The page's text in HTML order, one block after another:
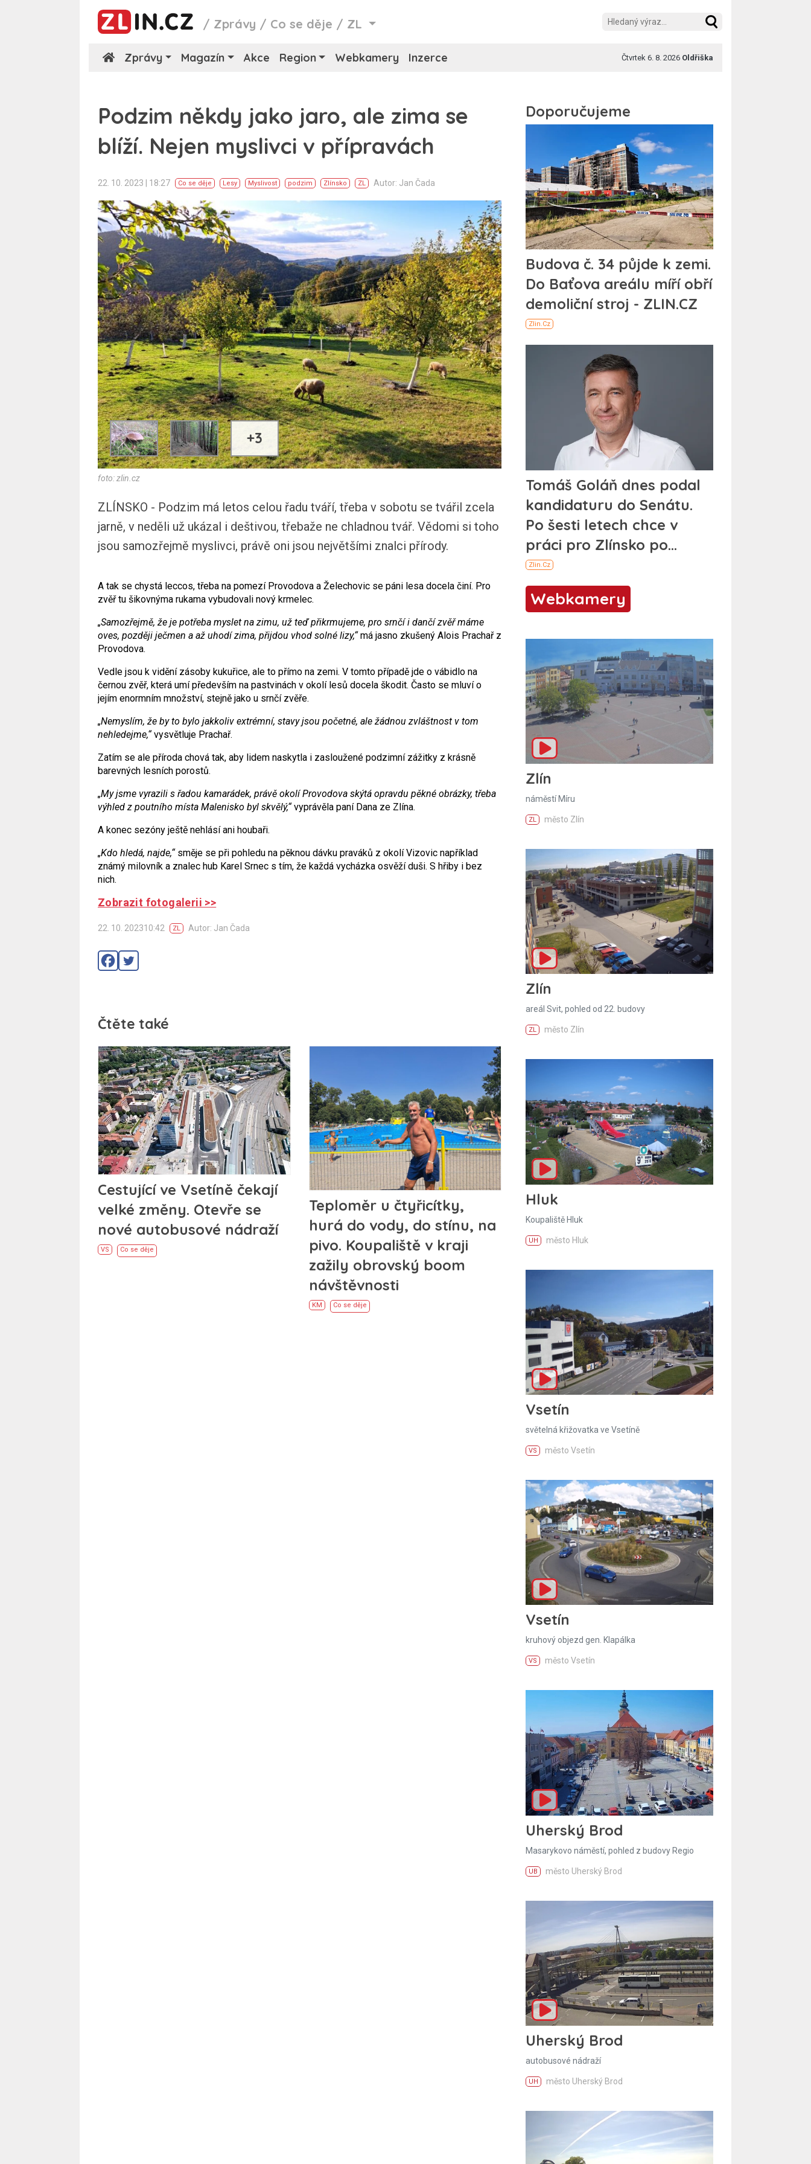
/ Zprávy / Co se děje / ZL
Zprávy Magazín Akce Region Webkamery Inzerce Čtvrtek 6. 8. 2026 Oldřiška
Podzim někdy jako jaro, ale zima se
blíží. Nejen myslivci v přípravách
22. 10. 2023 | 18:27 Co se děje Lesy Myslivost podzim Zlínsko ZL Autor: Jan Čada
+3
foto: zlin.cz
ZLÍNSKO - Podzim má letos celou řadu tváří, třeba v sobotu se tvářil zcela
jarně, v neděli už ukázal i deštivou, třebaže ne chladnou tvář. Vědomi si toho
jsou samozřejmě myslivci, právě oni jsou největšími znalci přírody.
A tak se chystá leccos, třeba na pomezí Provodova a Želechovic se páni lesa docela činí. Pro
zvěř tu šikovnýma rukama vybudovali nový krmelec.
„Samozřejmě, že je potřeba myslet na zimu, už teď přikrmujeme, pro srnčí i dančí zvěř máme
oves, později ječmen a až uhodí zima, přijdou vhod solné lizy,“ má jasno zkušený Alois Prachař z
Provodova.
Vedle jsou k vidění zásoby kukuřice, ale to přímo na zemi. V tomto případě jde o vábidlo na
černou zvěř, která umí především na pastvinách v okolí lesů docela škodit. Často se mluví o
jejím enormním množství, stejně jako u srnčí zvěře.
„Nemyslím, že by to bylo jakkoliv extrémní, stavy jsou početné, ale žádnou zvláštnost v tom
nehledejme,“ vysvětluje Prachař.
Zatím se ale příroda chová tak, aby lidem naskytla i zasloužené podzimní zážitky z krásně
barevných lesních porostů.
„My jsme vyrazili s řadou kamarádek, právě okolí Provodova skýtá opravdu pěkné obrázky, třeba
výhled z poutního místa Malenisko byl skvělý,“ vyprávěla paní Dana ze Zlína.
A konec sezóny ještě nehlásí ani houbaři.
„Kdo hledá, najde,“ směje se při pohledu na pěknou dávku praváků z okolí Vizovic například
známý milovník a znalec hub Karel Srnec s tím, že každá vycházka osvěží duši. S hřiby i bez
nich.
Zobrazit fotogalerii >>
22. 10. 202310:42 ZL Autor: Jan Čada
Čtěte také
Cestující ve Vsetíně čekají
velké změny. Otevře se
nové autobusové nádraží
VS Co se děje
Teploměr u čtyřicítky,
hurá do vody, do stínu, na
pivo. Koupaliště v kraji
zažily obrovský boom
návštěvnosti
KM Co se děje
Webkamery
Zlín
náměstí Míru
ZL město Zlín
Zlín
areál Svit, pohled od 22. budovy
ZL město Zlín
Hluk
Koupaliště Hluk
UH město Hluk
Vsetín
světelná křižovatka ve Vsetíně
VS město Vsetín
Vsetín
kruhový objezd gen. Klapálka
VS město Vsetín
Uherský Brod
Masarykovo náměstí, pohled z budovy Regio
UB město Uherský Brod
Uherský Brod
autobusové nádraží
UH město Uherský Brod